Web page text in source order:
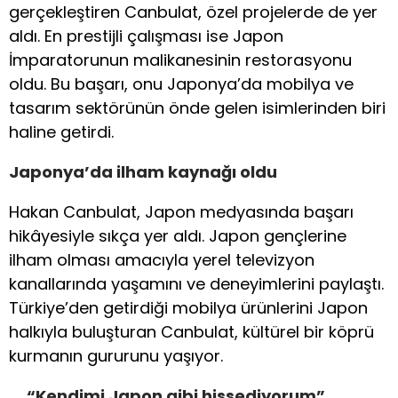
gerçekleştiren Canbulat, özel projelerde de yer
aldı. En prestijli çalışması ise Japon
İmparatorunun malikanesinin restorasyonu
oldu. Bu başarı, onu Japonya’da mobilya ve
tasarım sektörünün önde gelen isimlerinden biri
haline getirdi.
Japonya’da ilham kaynağı oldu
Hakan Canbulat, Japon medyasında başarı
hikâyesiyle sıkça yer aldı. Japon gençlerine
ilham olması amacıyla yerel televizyon
kanallarında yaşamını ve deneyimlerini paylaştı.
Türkiye’den getirdiği mobilya ürünlerini Japon
halkıyla buluşturan Canbulat, kültürel bir köprü
kurmanın gururunu yaşıyor.